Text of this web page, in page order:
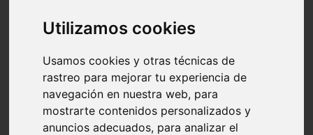
Utilizamos cookies
Usamos cookies y otras técnicas de
rastreo para mejorar tu experiencia de
navegación en nuestra web, para
mostrarte contenidos personalizados y
anuncios adecuados, para analizar el
aimee carty
ajr
anne marie
aretha franklin
ariana grande
ashe
atb